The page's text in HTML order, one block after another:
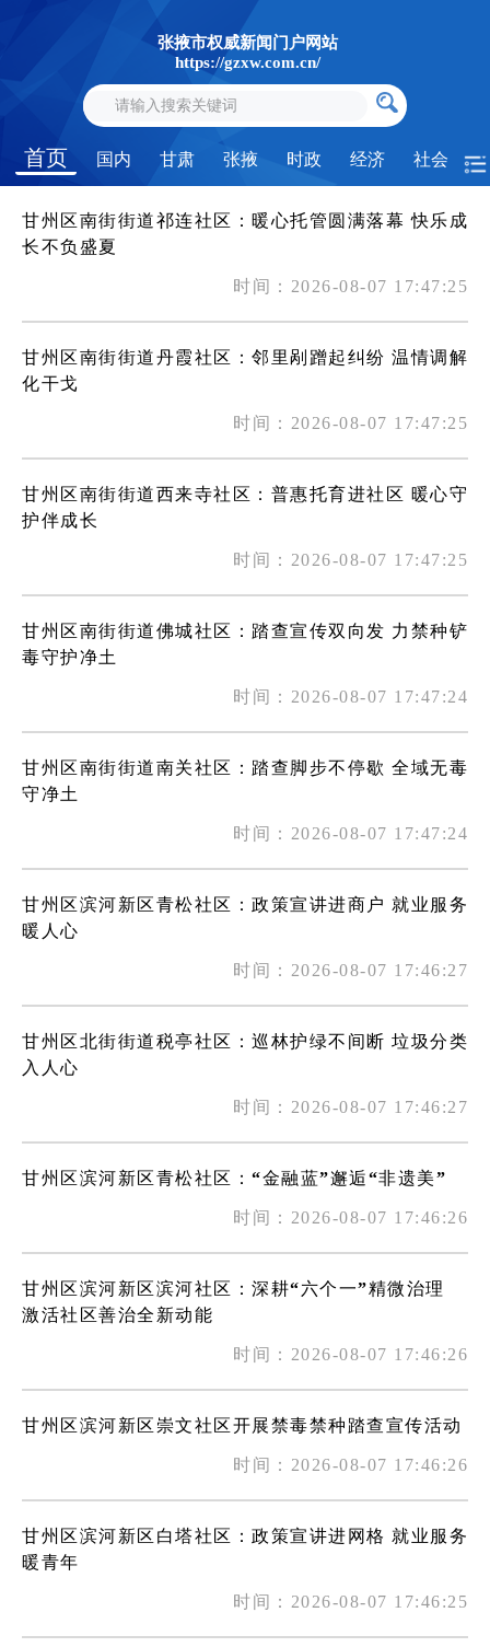
张掖市权威新闻门户网站
https://gzxw.com.cn/
首页 国内 甘肃 张掖 时政 经济 社会
甘州区南街街道祁连社区：暖心托管圆满落幕 快乐成
长不负盛夏
时间：2026-08-07 17:47:25
甘州区南街街道丹霞社区：邻里剐蹭起纠纷 温情调解
化干戈
时间：2026-08-07 17:47:25
甘州区南街街道西来寺社区：普惠托育进社区 暖心守
护伴成长
时间：2026-08-07 17:47:25
甘州区南街街道佛城社区：踏查宣传双向发 力禁种铲
毒守护净土
时间：2026-08-07 17:47:24
甘州区南街街道南关社区：踏查脚步不停歇 全域无毒
守净土
时间：2026-08-07 17:47:24
甘州区滨河新区青松社区：政策宣讲进商户 就业服务
暖人心
时间：2026-08-07 17:46:27
甘州区北街街道税亭社区：巡林护绿不间断 垃圾分类
入人心
时间：2026-08-07 17:46:27
甘州区滨河新区青松社区：“金融蓝”邂逅“非遗美”
时间：2026-08-07 17:46:26
甘州区滨河新区滨河社区：深耕“六个一”精微治理
激活社区善治全新动能
时间：2026-08-07 17:46:26
甘州区滨河新区崇文社区开展禁毒禁种踏查宣传活动
时间：2026-08-07 17:46:26
甘州区滨河新区白塔社区：政策宣讲进网格 就业服务
暖青年
时间：2026-08-07 17:46:25